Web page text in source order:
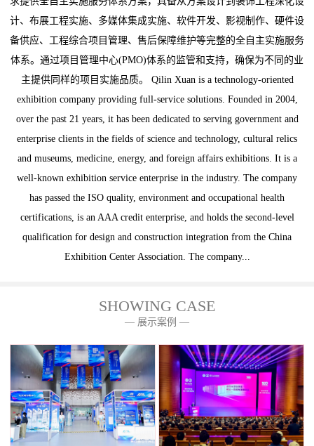
计、布展工程实施、多媒体集成实施、软件开发、影视制作、硬件设
备供应、工程综合项目管理、售后保障维护等完整的全自主实施服务
体系。通过项目管理中心(PMO)体系的监管和支持，确保为不同的业
主提供同样的项目实施品质。 Qilin Xuan is a technology-oriented
exhibition company providing full-service solutions. Founded in 2004,
over the past 21 years, it has been dedicated to serving government and
enterprise clients in the fields of science and technology, cultural relics
and museums, medicine, energy, and foreign affairs exhibitions. It is a
well-known exhibition service enterprise in the industry. The company
has passed the ISO quality, environment and occupational health
certifications, is an AAA credit enterprise, and holds the second-level
qualification for design and construction integration from the China
Exhibition Center Association. The company...
SHOWING CASE
— 展示案例 —